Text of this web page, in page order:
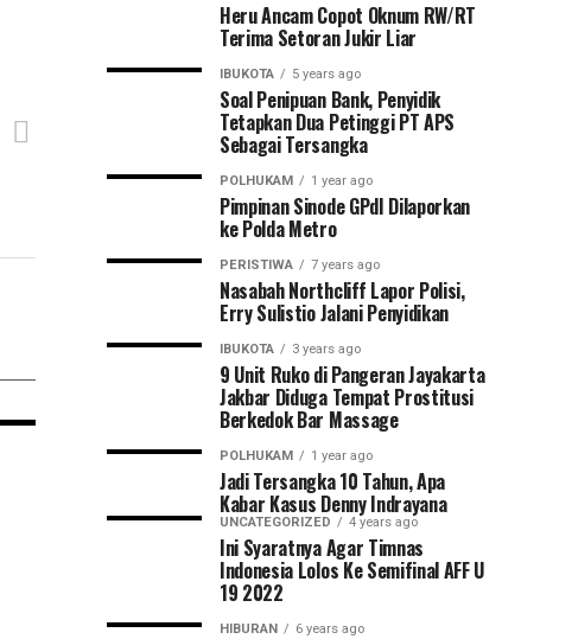
Heru Ancam Copot Oknum RW/RT
Terima Setoran Jukir Liar
IBUKOTA 5 years ago
Soal Penipuan Bank, Penyidik
Tetapkan Dua Petinggi PT APS
Sebagai Tersangka
POLHUKAM 1 year ago
Pimpinan Sinode GPdI Dilaporkan
ke Polda Metro
PERISTIWA 7 years ago
Nasabah Northcliff Lapor Polisi,
Erry Sulistio Jalani Penyidikan
IBUKOTA 3 years ago
9 Unit Ruko di Pangeran Jayakarta
Jakbar Diduga Tempat Prostitusi
Berkedok Bar Massage
POLHUKAM 1 year ago
Jadi Tersangka 10 Tahun, Apa
Kabar Kasus Denny Indrayana
UNCATEGORIZED 4 years ago
Ini Syaratnya Agar Timnas
Indonesia Lolos Ke Semifinal AFF U
19 2022
HIBURAN 6 years ago